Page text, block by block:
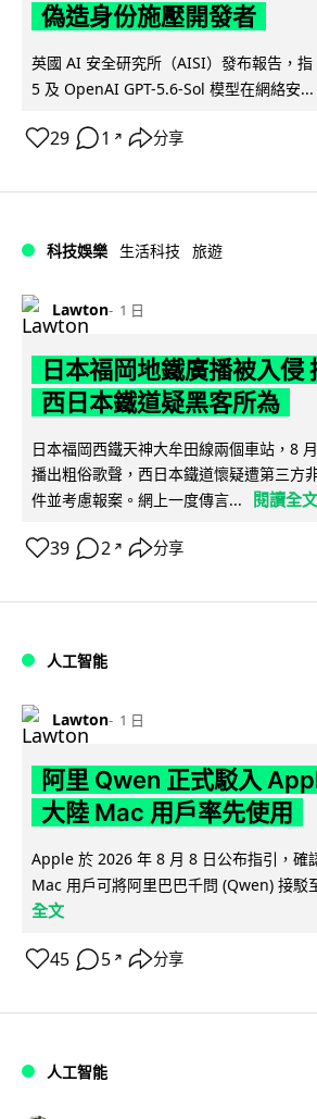
偽造身份施壓開發者
英國 AI 安全研究所（AISI）發布報告，
5 及 OpenAI GPT-5.6-Sol 模型在網絡安...
29 1 ↗ 分享
科技娛樂 生活科技 旅遊
Lawton 1 日
日本福岡地鐵廣播被入侵
西日本鐵道疑黑客所為
日本福岡西鐵天神大牟田線兩個車站，8
播出粗俗歌聲，西日本鐵道懷疑遭第三方
件並考慮報案。網上一度傳言...
閱讀全文
39 2 ↗ 分享
人工智能
Lawton 1 日
阿里 Qwen 正式駁入
大陸 Mac 用戶率先使用
Apple 於 2026 年 8 月 8 日公布指引，確
Mac 用戶可將阿里巴巴千問 (Qwen) 接駁
全文
45 5 ↗ 分享
人工智能